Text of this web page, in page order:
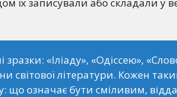
їх записували або складали у
«Іліаду», «Одіссею»,
світової літератури. Кожен
що означає бути сміливим,